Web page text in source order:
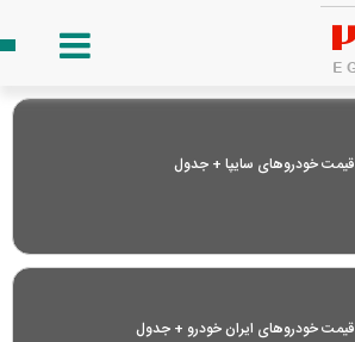
قیمت خودرو‌های سایپا + جدول
قیمت خودرو‌های ایران خودرو + جدول